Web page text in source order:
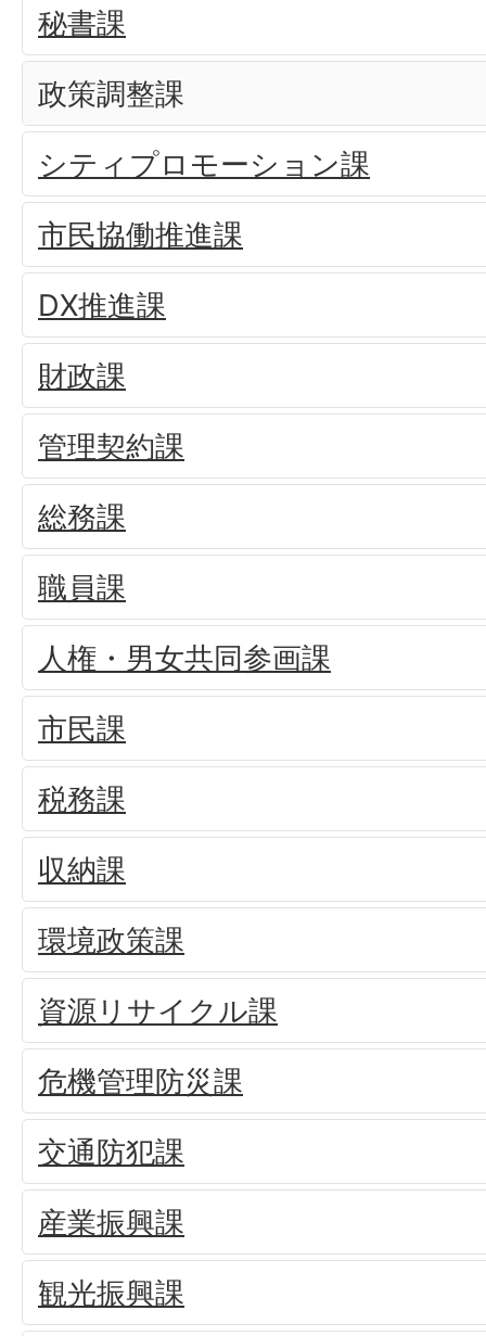
秘書課
政策調整課
シティプロモーション課
市民協働推進課
DX推進課
財政課
管理契約課
総務課
職員課
人権・男女共同参画課
市民課
税務課
収納課
環境政策課
資源リサイクル課
危機管理防災課
交通防犯課
産業振興課
観光振興課